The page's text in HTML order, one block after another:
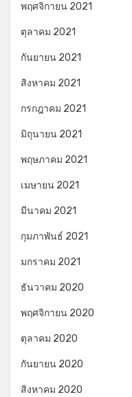
พฤศจิกายน 2021
ตุลาคม 2021
กันยายน 2021
สิงหาคม 2021
กรกฎาคม 2021
มิถุนายน 2021
พฤษภาคม 2021
เมษายน 2021
มีนาคม 2021
กุมภาพันธ์ 2021
มกราคม 2021
ธันวาคม 2020
พฤศจิกายน 2020
ตุลาคม 2020
กันยายน 2020
สิงหาคม 2020